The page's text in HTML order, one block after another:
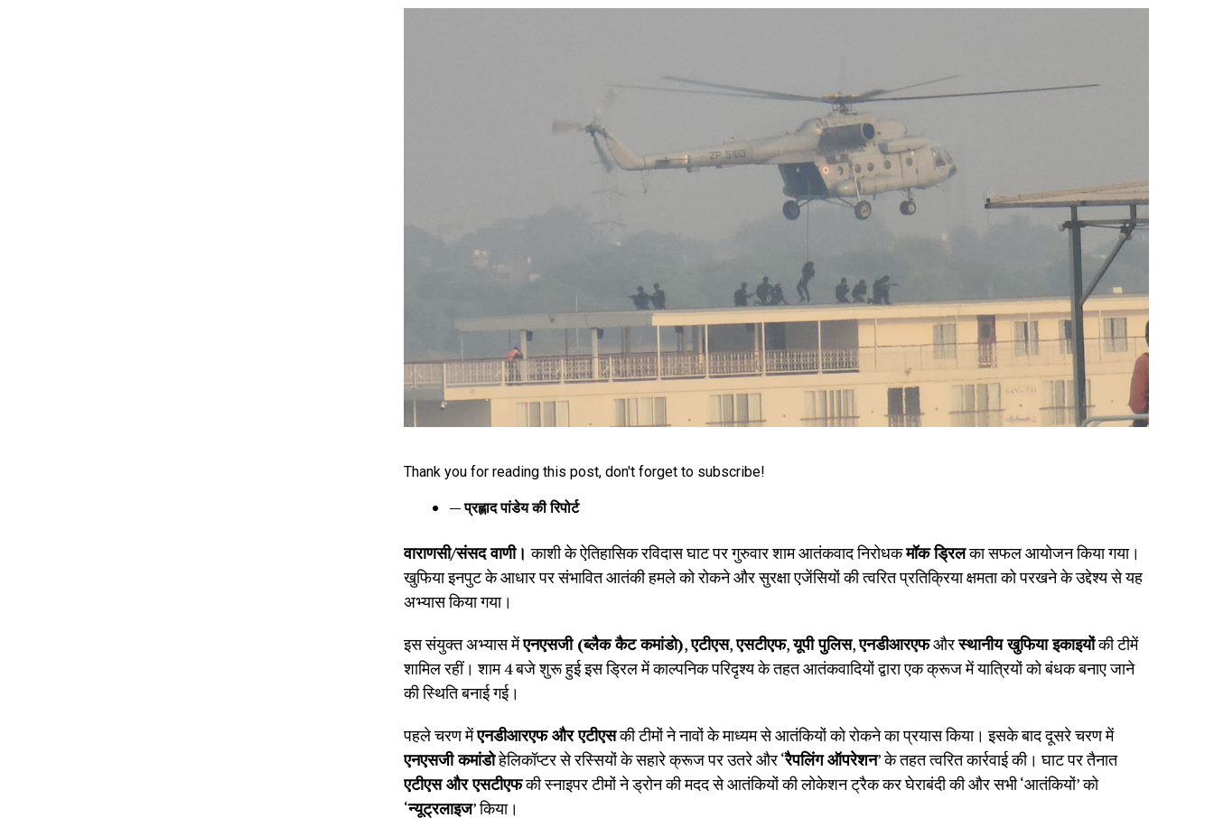
Thank you for reading this post, don't forget to subscribe!
— प्रह्लाद पांडेय की रिपोर्ट
वाराणसी/संसद वाणी।काशी के ऐतिहासिक रविदास घाट पर गुरुवार शाम आतंकवाद निरोधकमॉक ड्रिलका सफल आयोजन किया गया।
खुफिया इनपुट के आधार पर संभावित आतंकी हमले को रोकने और सुरक्षा एजेंसियों की त्वरित प्रतिक्रिया क्षमता को परखने के उद्देश्य से यह
अभ्यास किया गया।
इस संयुक्त अभ्यास मेंएनएसजी (ब्लैक कैट कमांडो),एटीएस,एसटीएफ,यूपी पुलिस,एनडीआरएफऔरस्थानीय खुफिया इकाइयोंकी टीमें
शामिल रहीं। शाम 4 बजे शुरू हुई इस ड्रिल में काल्पनिक परिदृश्य के तहत आतंकवादियों द्वारा एक क्रूज में यात्रियों को बंधक बनाए जाने
की स्थिति बनाई गई।
पहले चरण मेंएनडीआरएफ और एटीएसकी टीमों ने नावों के माध्यम से आतंकियों को रोकने का प्रयास किया। इसके बाद दूसरे चरण में
एनएसजी कमांडोहेलिकॉप्टर से रस्सियों के सहारे क्रूज पर उतरे और ‘रैपलिंग ऑपरेशन’ के तहत त्वरित कार्रवाई की। घाट पर तैनात
एटीएस और एसटीएफकी स्नाइपर टीमों ने ड्रोन की मदद से आतंकियों की लोकेशन ट्रैक कर घेराबंदी की और सभी ‘आतंकियों’ को
‘न्यूट्रलाइज’ किया।